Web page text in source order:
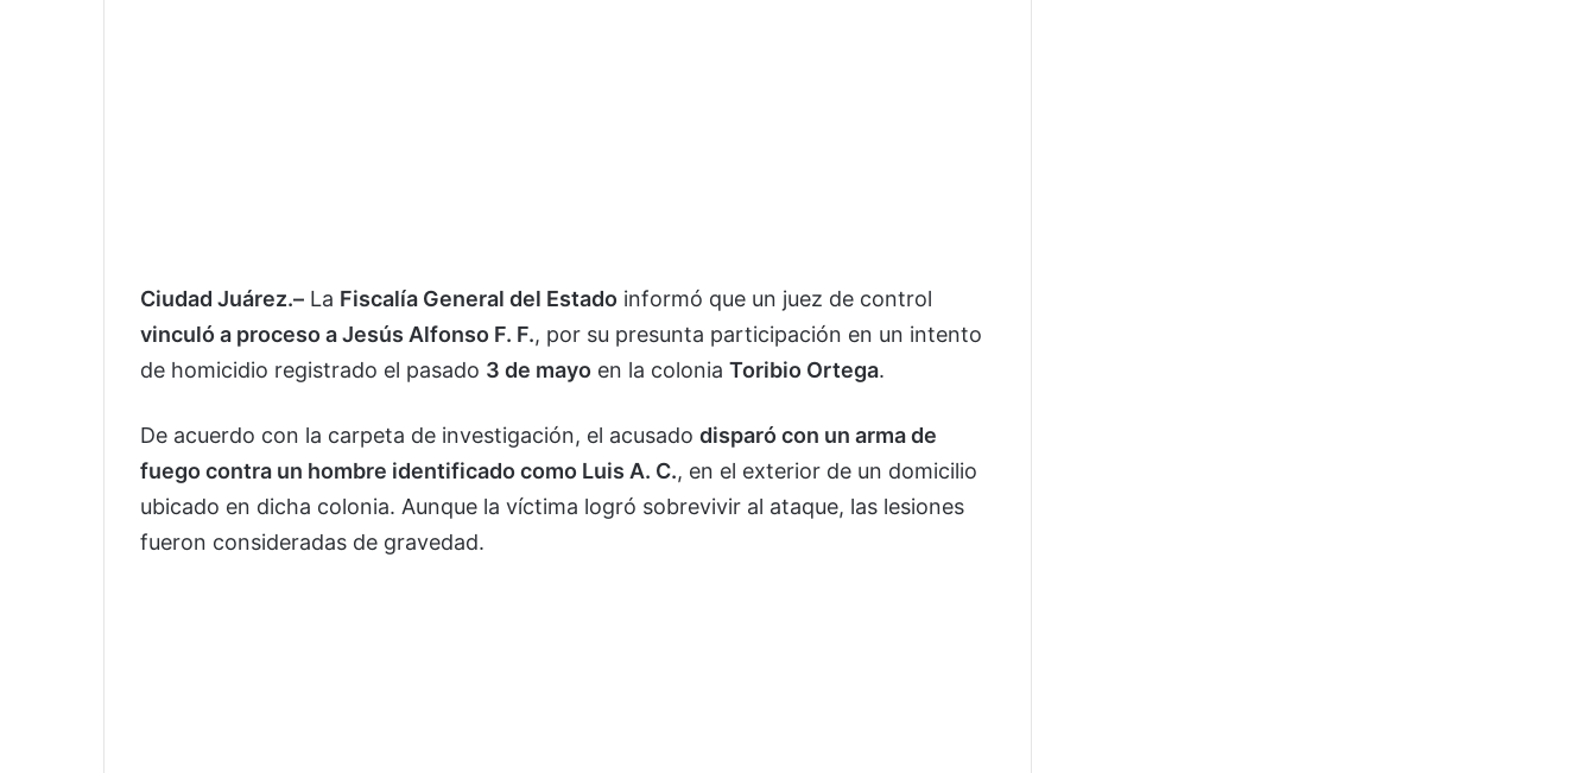
Ciudad Juárez.– La Fiscalía General del Estado informó que un juez de control
vinculó a proceso a Jesús Alfonso F. F., por su presunta participación en un intento
de homicidio registrado el pasado 3 de mayo en la colonia Toribio Ortega.
De acuerdo con la carpeta de investigación, el acusado disparó con un arma de
fuego contra un hombre identificado como Luis A. C., en el exterior de un domicilio
ubicado en dicha colonia. Aunque la víctima logró sobrevivir al ataque, las lesiones
fueron consideradas de gravedad.